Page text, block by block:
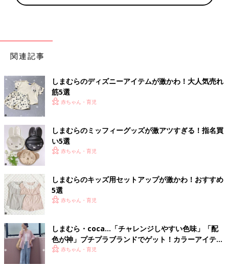
関連記事
しまむらのディズニーアイテムが激かわ！大人気売れ
筋5選
赤ちゃん・育児
しまむらのミッフィーグッズが激アツすぎる！指名買
い5選
赤ちゃん・育児
しまむらのキッズ用セットアップが激かわ！おすすめ
5選
赤ちゃん・育児
しまむら・coca…「チャレンジしやすい色味」「配
色が神」プチプラブランドでゲット！カラーアイテム
4選赤ちゃん・育児